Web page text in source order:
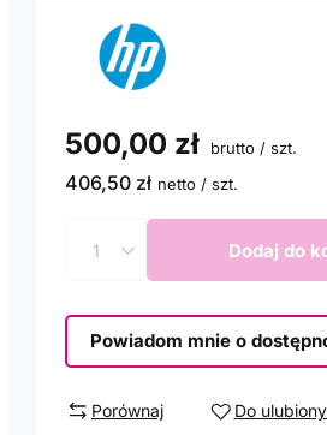
500,00 zł brutto / szt.
406,50 zł netto / szt.
Dodaj do
Powiadom mnie o
Porównaj Do